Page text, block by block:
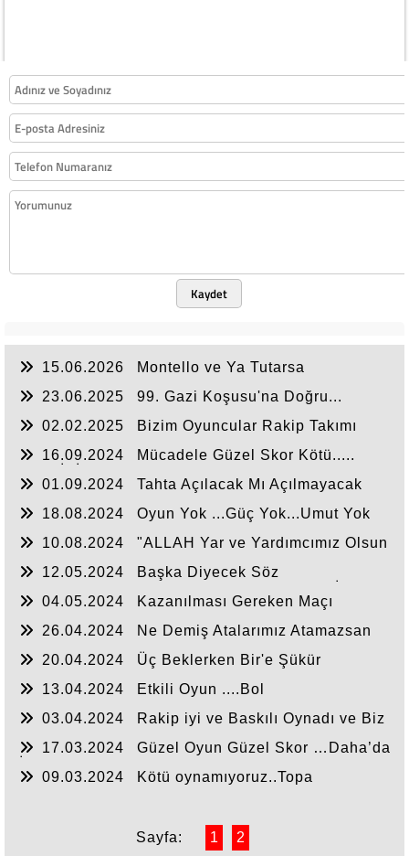
Kaydet
15.06.2026
Montello ve Ya Tutarsa
23.06.2025
99. Gazi Koşusu'na Doğru...
02.02.2025
Bizim Oyuncular Rakip Takımı
16.09.2024
Mücadele Güzel Skor Kötü.....
01.09.2024
Tahta Açılacak Mı Açılmayacak
18.08.2024
Oyun Yok ...Güç Yok...Umut Yok
10.08.2024
"ALLAH Yar ve Yardımcımız Olsun
12.05.2024
Başka Diyecek Söz
04.05.2024
Kazanılması Gereken Maçı
26.04.2024
Ne Demiş Atalarımız Atamazsan
20.04.2024
Üç Beklerken Bir'e Şükür
13.04.2024
Etkili Oyun ....Bol
03.04.2024
Rakip iyi ve Baskılı Oynadı ve Biz
17.03.2024
Güzel Oyun Güzel Skor …Daha’da
09.03.2024
Kötü oynamıyoruz..Topa
Sayfa:
1 2